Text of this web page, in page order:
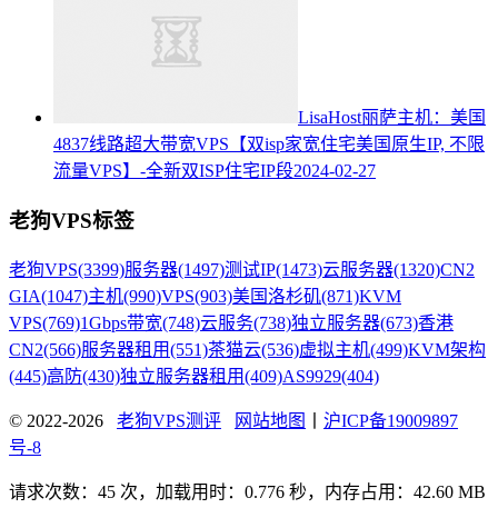
LisaHost丽萨主机：美国
4837线路超大带宽VPS【双isp家宽住宅美国原生IP, 不限
流量VPS】-全新双ISP住宅IP段2024-02-27
老狗VPS标签
老狗VPS(3399)服务器(1497)测试IP(1473)云服务器(1320)CN2
GIA(1047)主机(990)VPS(903)美国洛杉矶(871)KVM
VPS(769)1Gbps带宽(748)云服务(738)独立服务器(673)香港
CN2(566)服务器租用(551)茶猫云(536)虚拟主机(499)KVM架构
(445)高防(430)独立服务器租用(409)AS9929(404)
© 2022-2026 老狗VPS测评 网站地图
沪ICP备19009897
号-8
请求次数：45 次，加载用时：0.776 秒，内存占用：42.60 MB